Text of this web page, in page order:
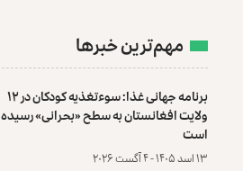
مهم‌ترین خبرها
برنامه جهانی غذا: سوءتغذیه کودکان در ۱۲
ولایت افغانستان به سطح «بحرانی» رسیده
است
۱۳ اسد ۱۴۰۵ - ۴ آگست ۲۰۲۶